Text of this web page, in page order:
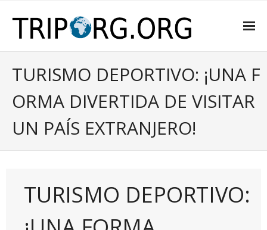
RECOMENDACIONES
TURISMO DEPORTIVO: ¡UNA F
ORMA DIVERTIDA DE VISITAR
UN PAÍS EXTRANJERO!
TURISMO DEPORTIVO: